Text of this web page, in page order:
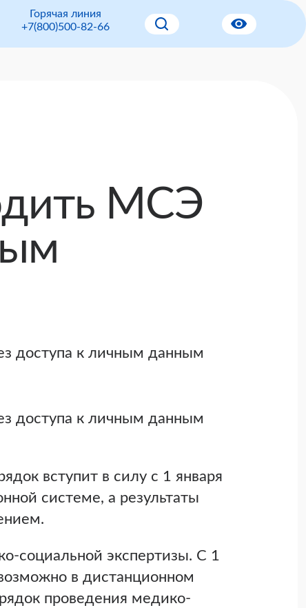
Горячая линия
+7(800)500-82-66
МСЭ
доступа к личным данным
доступа к личным данным
вступит в силу с 1 января
системе, а результаты
социальной экспертизы. С 1
в дистанционном
проведения медико-